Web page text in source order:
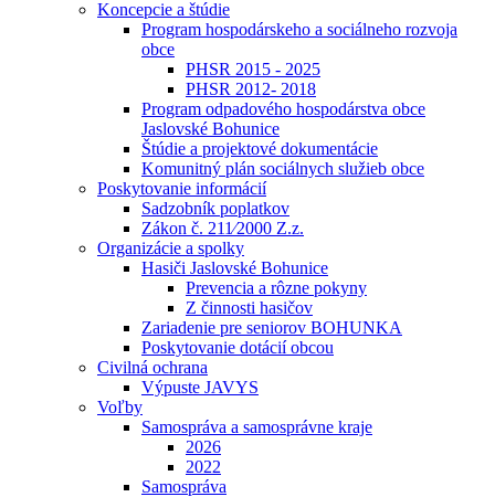
Koncepcie a štúdie
Program hospodárskeho a sociálneho rozvoja
obce
PHSR 2015 - 2025
PHSR 2012- 2018
Program odpadového hospodárstva obce
Jaslovské Bohunice
Štúdie a projektové dokumentácie
Komunitný plán sociálnych služieb obce
Poskytovanie informácií
Sadzobník poplatkov
Zákon č. 211⁄2000 Z.z.
Organizácie a spolky
Hasiči Jaslovské Bohunice
Prevencia a rôzne pokyny
Z činnosti hasičov
Zariadenie pre seniorov BOHUNKA
Poskytovanie dotácií obcou
Civilná ochrana
Výpuste JAVYS
Voľby
Samospráva a samosprávne kraje
2026
2022
Samospráva